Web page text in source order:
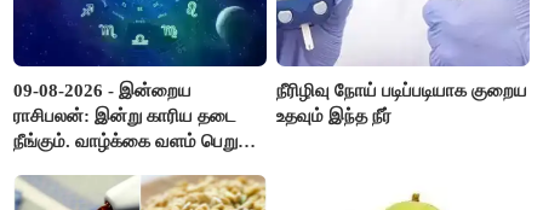
09-08-2026 - இன்றைய
ராசிபலன்: இன்று காரிய தடை
நீங்கும். வாழ்க்கை வளம் பெறும்.
எடைபோடுவது நல்லது..!
நீரிழிவு நோய் படிப்படியாக குறைய
உதவும் இந்த நீர்